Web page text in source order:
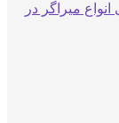
در